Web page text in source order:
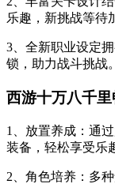
乐趣，新挑战等待
3、全新职业设定
锁，助力战斗挑战。
西游十万八千里
1、放置养成：通
装备，轻松享受乐
2、角色培养：多